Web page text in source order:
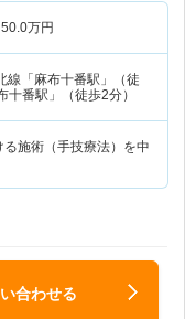
50.0万円
線「麻布十番駅」（徒
番駅」（徒歩2分）
る施術（手技療法）を中
合わせる